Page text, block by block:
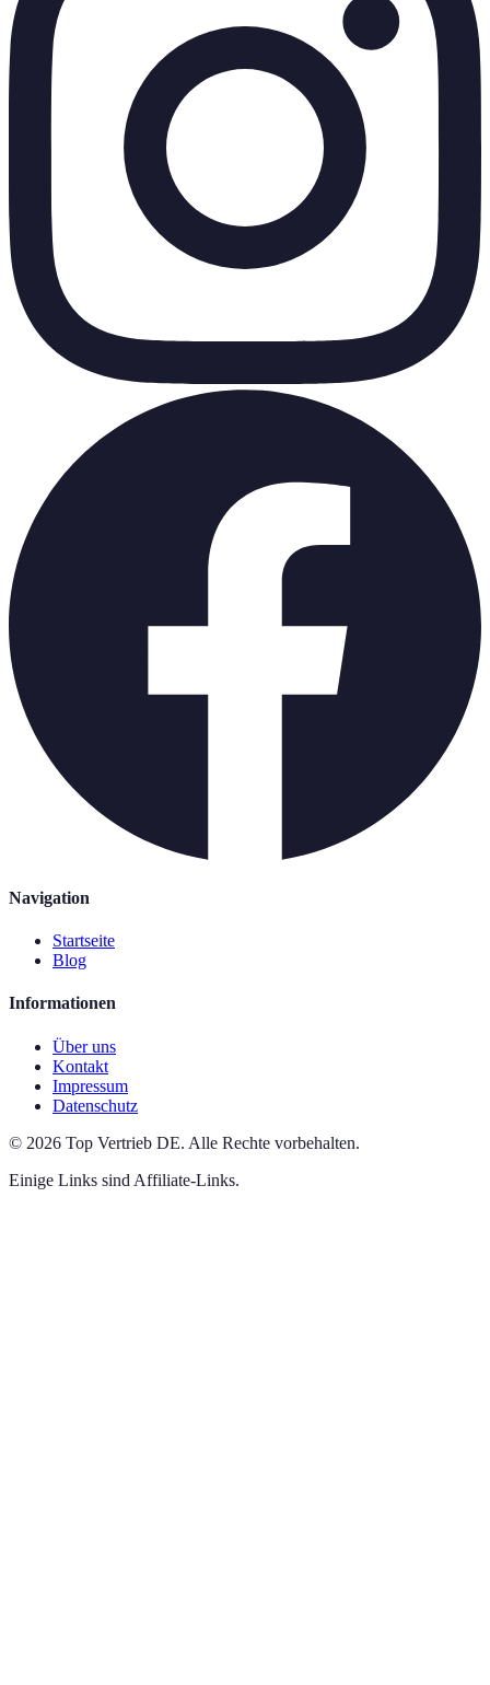
Navigation
Startseite
Blog
Informationen
Über uns
Kontakt
Impressum
Datenschutz
© 2026 Top Vertrieb DE. Alle Rechte vorbehalten.
Einige Links sind Affiliate-Links.